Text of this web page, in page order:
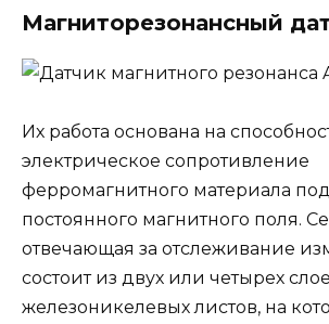
Магниторезонансный
Их работа основана на
электрическое сопротивление
ферромагнитного материала
постоянного магнитного поля.
отвечающая за отслеживание
состоит из двух или четырех
железоникелевых листов, на